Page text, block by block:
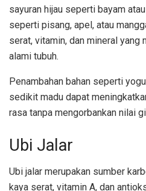
sayuran hijau seperti bayam
seperti pisang, apel, atau
serat, vitamin, dan mineral
alami tubuh.
Penambahan bahan seperti
sedikit madu dapat
rasa tanpa mengorbankan nilai
Ubi Jalar
Ubi jalar merupakan sumber
kaya serat, vitamin A, dan